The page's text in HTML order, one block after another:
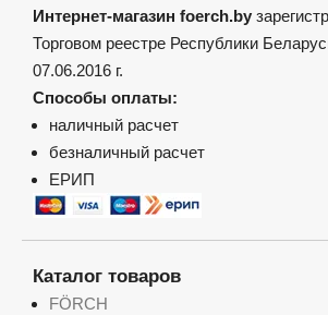
Интернет-магазин foerch.by
Торговом реестре Республики
07.06.2016 г.
Способы оплаты:
наличный расчет
безналичный расчет
ЕРИП
Каталог товаров
FÖRCH